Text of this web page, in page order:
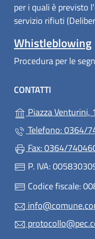
per i quali è previsto
servizio rifiuti
Whistleblowing
Procedura per le
CONTATTI
Piazza Venturini,
Telefono: 0364/
Fax: 0364/
P. IVA:
Codice fiscale: